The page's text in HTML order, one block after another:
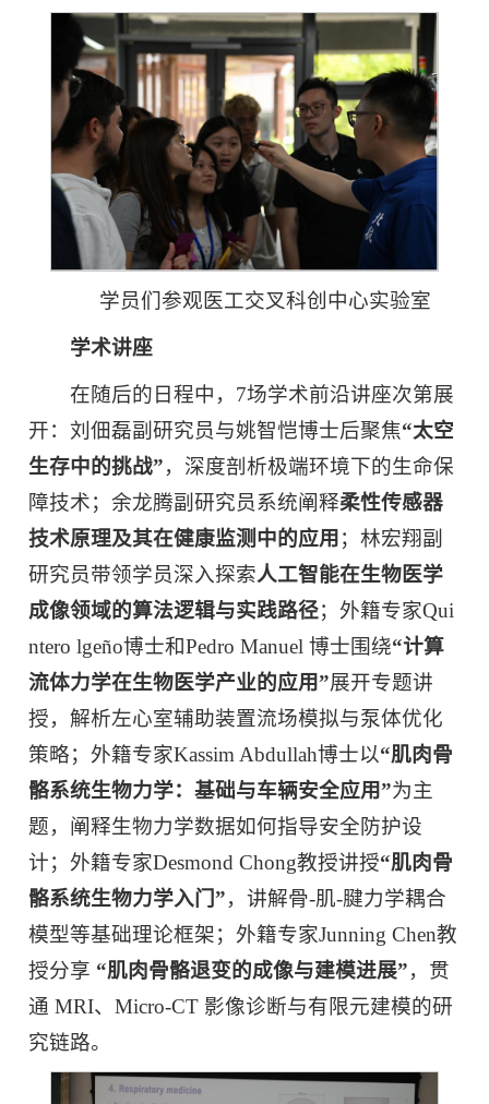
学员们参观医工交叉科创中心实验室
学术讲座
在随后的日程中，7场学术前沿讲座次第展
开：刘佃磊副研究员与姚智恺博士后聚焦“太空
生存中的挑战”，深度剖析极端环境下的生命保
障技术；余龙腾副研究员系统阐释柔性传感器
技术原理及其在健康监测中的应用 ；林宏翔副
研究员带领学员深入探索人工智能在生物医学
成像领域的算法逻辑与实践路径；外籍专家Qui
ntero lgeño博士和Pedro Manuel 博士围绕“计算
流体力学在生物医学产业的应用”展开专题讲
授，解析左心室辅助装置流场模拟与泵体优化
策略；外籍专家Kassim Abdullah博士以“肌肉骨
骼系统生物力学：基础与车辆安全应用”为主
题，阐释生物力学数据如何指导安全防护设
计；外籍专家Desmond Chong教授讲授“肌肉骨
骼系统生物力学入门”，讲解骨-肌-腱力学耦合
模型等基础理论框架；外籍专家Junning Chen教
授分享 “肌肉骨骼退变的成像与建模进展”，贯
通 MRI、Micro-CT 影像诊断与有限元建模的研
究链路。